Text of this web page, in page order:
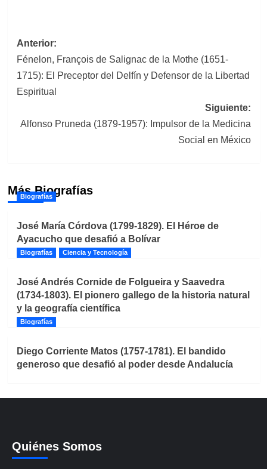
Navegación
de
entradas
Anterior:
Fénelon, François de Salignac de la Mothe (1651-
1715): El Preceptor del Delfín y Defensor de la Libertad
Espiritual
Siguiente:
Alfonso Pruneda (1879-1957): Impulsor de la Medicina
Social en México
Más Biografías
Biografías
José María Córdova (1799-1829). El Héroe de
Ayacucho que desafió a Bolívar
Biografías Ciencia y Tecnología
José Andrés Cornide de Folgueira y Saavedra
(1734-1803). El pionero gallego de la historia natural
y la geografía científica
Biografías
Diego Corriente Matos (1757-1781). El bandido
generoso que desafió al poder desde Andalucía
Quiénes Somos